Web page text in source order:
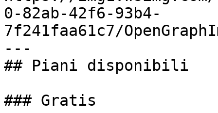
0-82ab-42f6-93b4-
7f241faa61c7/
---
## Piani disponibili
### Gratis